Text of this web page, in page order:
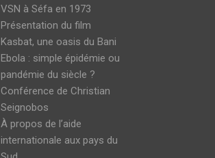
VSN à Séfa en 1973
Présentation du film
Kasbat, une oasis du Bani
Ebola : simple épidémie ou
pandémie du siècle ?
Conférence de Christian
Seignobos
À propos de l’aide
internationale aux pays du